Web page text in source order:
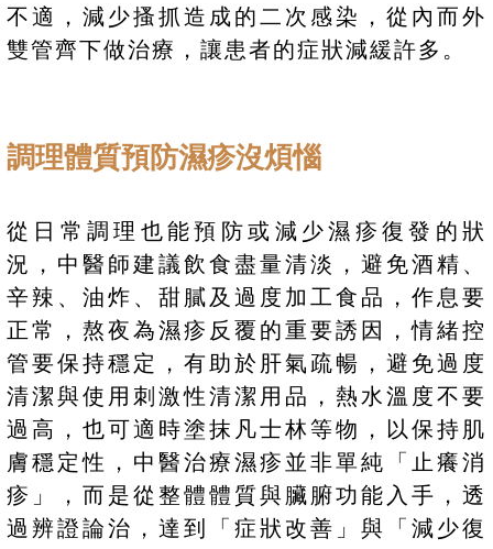
不適，減少搔抓造成的二次感染，從內而外
雙管齊下做治療，讓患者的症狀減緩許多。
調理體質預防濕疹沒煩惱
從日常調理也能預防或減少濕疹復發的狀
況，中醫師建議飲食盡量清淡，避免酒精、
辛辣、油炸、甜膩及過度加工食品，作息要
正常，熬夜為濕疹反覆的重要誘因，情緒控
管要保持穩定，有助於肝氣疏暢，避免過度
清潔與使用刺激性清潔用品，熱水溫度不要
過高，也可適時塗抹凡士林等物，以保持肌
膚穩定性，中醫治療濕疹並非單純「止癢消
疹」，而是從整體體質與臟腑功能入手，透
過辨證論治，達到「症狀改善」與「減少復